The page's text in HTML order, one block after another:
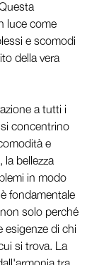
luce come
e scomodi
della vera
a tutti i
concentrino
e
la bellezza
in modo
fondamentale
solo perché
esigenze di chi
si trova. La